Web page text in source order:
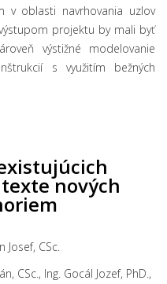
v oblasti navrhovania uzlov
projektu by mali byť
výstižné modelovanie
s využitím bežných
nových
Josef, CSc.
CSc., Ing. Gocál Jozef, PhD.,